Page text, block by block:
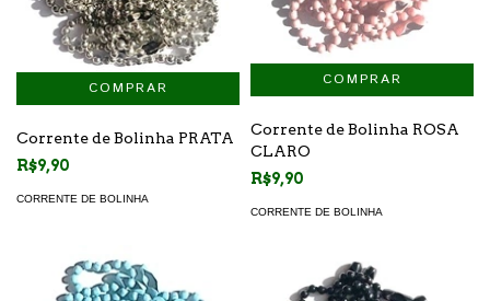
Corrente de Bolinha PRATA
R$9,90
CORRENTE DE BOLINHA
Corrente de Bolinha ROSA
CLARO
R$9,90
CORRENTE DE BOLINHA